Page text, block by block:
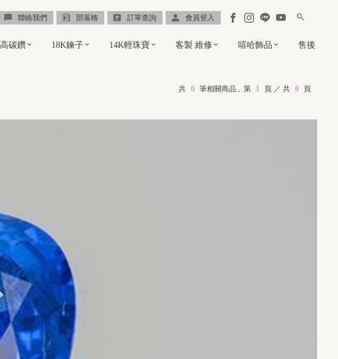
聯絡我們 部落格 訂單查詢 會員登入
高碳鑽 18K鍊子 14K輕珠寶 客製 維修 嘻哈飾品 售後
共 0 筆相關商品 , 第 1 頁 ／ 共 0 頁